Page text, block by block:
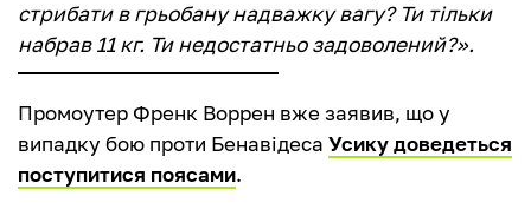
стрибати в грьобану надважку вагу? Ти тільки
набрав 11 кг. Ти недостатньо задоволений?».
Промоутер Френк Воррен вже заявив, що у
випадку бою проти Бенавідеса Усику доведеться
поступитися поясами.